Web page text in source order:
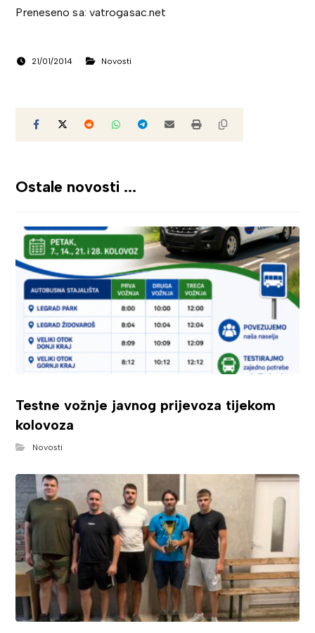
Preneseno sa: vatrogasac.net
21/01/2014 Novosti
Ostale novosti ...
Testne vožnje javnog prijevoza tijekom
kolovoza
Novosti